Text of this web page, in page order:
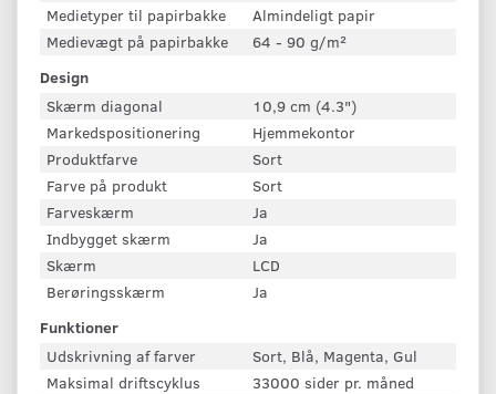
Medietyper til papirbakke
Almindeligt papir
Medievægt på papirbakke
64 - 90 g/m²
Design
Skærm diagonal
10,9 cm (4.3")
Markedspositionering
Hjemmekontor
Produktfarve
Sort
Farve på produkt
Sort
Farveskærm
Ja
Indbygget skærm
Ja
Skærm
LCD
Berøringsskærm
Ja
Funktioner
Udskrivning af farver
Sort, Blå, Magenta, Gul
Maksimal driftscyklus
33000 sider pr. måned